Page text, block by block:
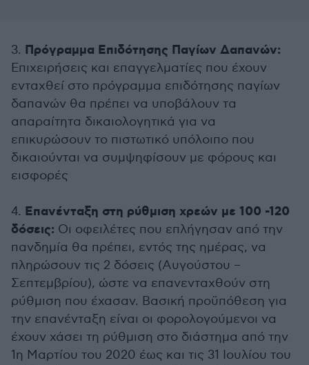
3. Πρόγραμμα Επιδότησης Παγίων Δαπανών:
Επιχειρήσεις και επαγγελματίες που έχουν
ενταχθεί στο πρόγραμμα επιδότησης παγίων
δαπανών θα πρέπει να υποβάλουν τα
απαραίτητα δικαιολογητικά για να
επικυρώσουν το πιστωτικό υπόλοιπο που
δικαιούνται να συμψηφίσουν με φόρους και
εισφορές
4. Επανένταξη στη ρύθμιση χρεών με 100 -120
δόσεις: Οι οφειλέτες που επλήγησαν από την
πανδημία θα πρέπει, εντός της ημέρας, να
πληρώσουν τις 2 δόσεις (Αυγούστου –
Σεπτεμβρίου), ώστε να επανενταχθούν στη
ρύθμιση που έχασαν. Βασική προϋπόθεση για
την επανένταξη είναι οι φορολογούμενοι να
έχουν χάσει τη ρύθμιση στο διάστημα από την
1η Μαρτίου του 2020 έως και τις 31 Ιουλίου του